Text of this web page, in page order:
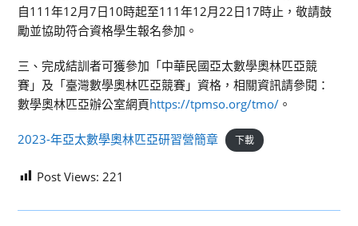
自111年12月7日10時起至111年12月22日17時止，敬請鼓
勵並協助符合資格學生報名參加。
三、完成結訓者可獲參加「中華民國亞太數學奧林匹亞競
賽」及「臺灣數學奧林匹亞競賽」資格，相關資訊請參閱：
數學奧林匹亞辦公室網頁https://tpmso.org/tmo/ 。
2023-年亞太數學奧林匹亞研習營簡章 下載
Post Views: 221